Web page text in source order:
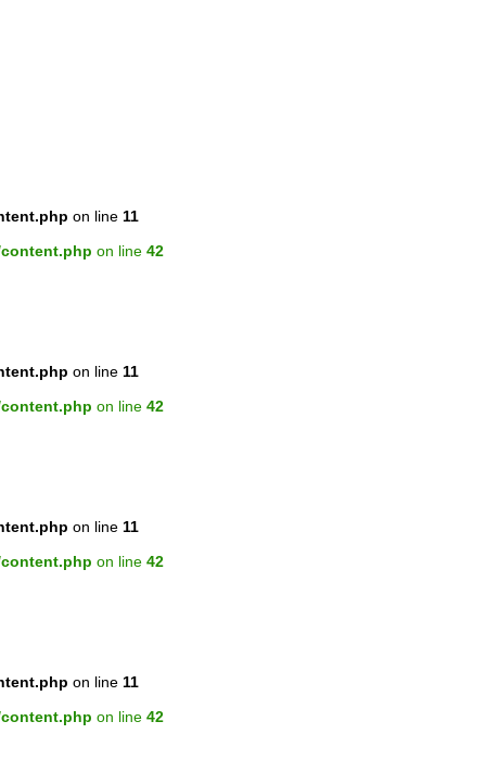
on line 11
on line 42
on line 11
on line 42
on line 11
on line 42
on line 11
on line 42